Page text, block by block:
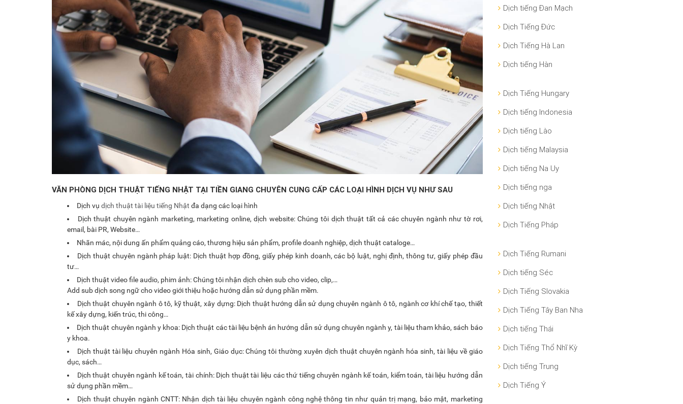
VĂN PHÒNG DỊCH THUẬT TIẾNG NHẬT TẠI TIỀN GIANG CHUYÊN CUNG CẤP CÁC LOẠI HÌNH DỊCH VỤ NHƯ SAU
Dịch vụ dịch thuật tài liệu tiếng Nhật đa dạng các loại hình
Dịch thuật chuyên ngành marketing, marketing online, dịch website: Chúng tôi dịch thuật tất cả các chuyên ngành như tờ rơi,
email, bài PR, Website…
Nhãn mác, nội dung ấn phẩm quảng cáo, thương hiệu sản phẩm, profile doanh nghiệp, dịch thuật cataloge…
Dịch thuật chuyên ngành pháp luật: Dịch thuật hợp đồng, giấy phép kinh doanh, các bộ luật, nghị định, thông tư, giấy phép đầu
tư…
Dịch thuật video file audio, phim ảnh: Chúng tôi nhận dịch chèn sub cho video, clip,…
Add sub dịch song ngữ cho video giới thiệu hoặc hướng dẫn sử dụng phần mềm.
Dịch thuật chuyên ngành ô tô, kỹ thuật, xây dựng: Dịch thuật hướng dẫn sử dụng chuyên ngành ô tô, ngành cơ khí chế tạo, thiết
kế xây dựng, kiến trúc, thi công…
Dịch thuật chuyên ngành y khoa: Dịch thuật các tài liệu bệnh án hướng dẫn sử dụng chuyên ngành y, tài liệu tham khảo, sách báo
y khoa.
Dịch thuật tài liệu chuyên ngành Hóa sinh, Giáo dục: Chúng tôi thường xuyên dịch thuật chuyên ngành hóa sinh, tài liệu về giáo
dục, sách…
Dịch thuật chuyên ngành kế toán, tài chính: Dịch thuật tài liệu các thứ tiếng chuyên ngành kế toán, kiểm toán, tài liệu hướng dẫn
sử dụng phần mềm…
Dịch thuật chuyên ngành CNTT: Nhận dịch tài liệu chuyên ngành công nghệ thông tin như quản trị mạng, bảo mật, marketing
Dịch tiếng Đan Mạch
Dịch Tiếng Đức
Dịch Tiếng Hà Lan
Dịch tiếng Hàn
Dịch Tiếng Hungary
Dịch tiếng Indonesia
Dịch tiếng Lào
Dịch tiếng Malaysia
Dịch tiếng Na Uy
Dịch tiếng nga
Dịch tiếng Nhật
Dịch Tiếng Pháp
Dịch Tiếng Rumani
Dịch tiếng Séc
Dịch Tiếng Slovakia
Dịch Tiếng Tây Ban Nha
Dịch tiếng Thái
Dịch Tiếng Thổ Nhĩ Kỳ
Dịch tiếng Trung
Dịch Tiếng Ý